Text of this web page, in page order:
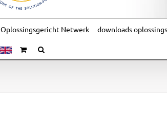
Oplossingsgericht Netwerk downloads